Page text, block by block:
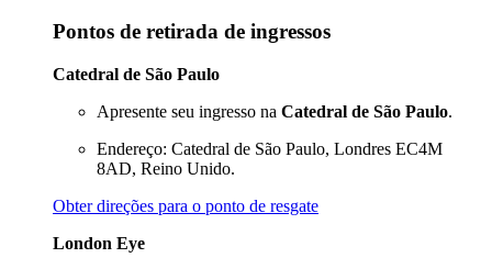
Pontos de retirada de ingressos
Catedral de São Paulo
Apresente seu ingresso na Catedral de São Paulo.
Endereço: Catedral de São Paulo, Londres EC4M
8AD, Reino Unido.
Obter direções para o ponto de resgate
London Eye